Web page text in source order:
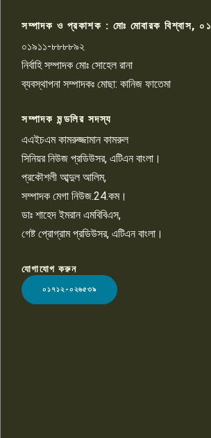
চাঁদাবাজি ও
১০
LOGO
সম্পাদক ও প্রকাশক : মোঃ মোবারক বিশ্বাস,
০১৯১১-৮৮৮৮৯২
নির্বাহি সম্পাদক মোঃ সোহেল রানা
ব্যবস্থাপনা সম্পাদকঃ মোছা: কানিজ ফাতেমা
সম্পাদক মন্ডলির সদস্য
এএইচএম কামরুজ্জামান কামরুল
সিনিয়র নিউজ প্রডিউসর, এটিএন বাংলা।
প্রকৌশলী আব্দুল আলিম,
সম্পাদক মেগা নিউজ.24.কম।
ডাঃ শাহেদ ইমরান এমবিবিএস,
গেষ্ট প্রোগ্রাম প্রডিউসর, এটিএন বাংলা।
যোগাযোগ করুন
০১৭১২-০২৬৫৩৯